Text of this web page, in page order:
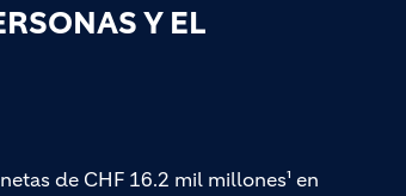
Y EL
de CHF 16.2 mil millones¹ en